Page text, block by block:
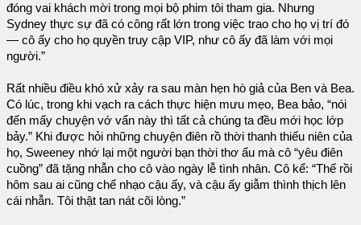
đóng vai khách mời trong mọi bộ phim tôi tham gia. Nhưng
Sydney thực sự đã có công rất lớn trong việc trao cho họ vị trí đó
— cô ấy cho họ quyền truy cập VIP, như cô ấy đã làm với mọi
người.”
Rất nhiều điều khó xử xảy ra sau màn hẹn hò giả của Ben và Bea.
Có lúc, trong khi vạch ra cách thực hiện mưu mẹo, Bea bảo, “nói
đến mấy chuyện vớ vẩn này thì tất cả chúng ta đều mới học lớp
bảy.” Khi được hỏi những chuyện điên rồ thời thanh thiếu niên của
họ, Sweeney nhớ lại một người bạn thời thơ ấu mà cô “yêu điên
cuồng” đã tặng nhẫn cho cô vào ngày lễ tình nhân. Cô kể: “Thế rồi
hôm sau ai cũng chế nhạo cậu ấy, và cậu ấy giẫm thình thịch lên
cái nhẫn. Tôi thật tan nát cõi lòng.”